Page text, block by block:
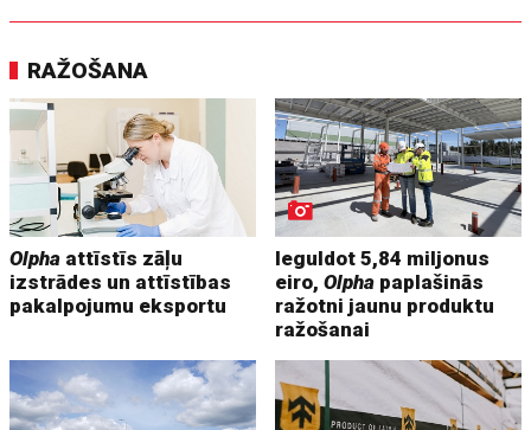
RAŽOŠANA
Olpha attīstīs zāļu
izstrādes un attīstības
pakalpojumu eksportu
Ieguldot 5,84 miljonus
eiro,Olpha paplašinās
ražotni jaunu produktu
ražošanai